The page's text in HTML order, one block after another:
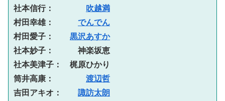
社本信行： 吹越満
村田幸雄： でんでん
村田愛子： 黒沢あすか
社本妙子：　　　神楽坂恵
社本美津子：　梶原ひかり
筒井高康： 渡辺哲
吉田アキオ： 諏訪太朗